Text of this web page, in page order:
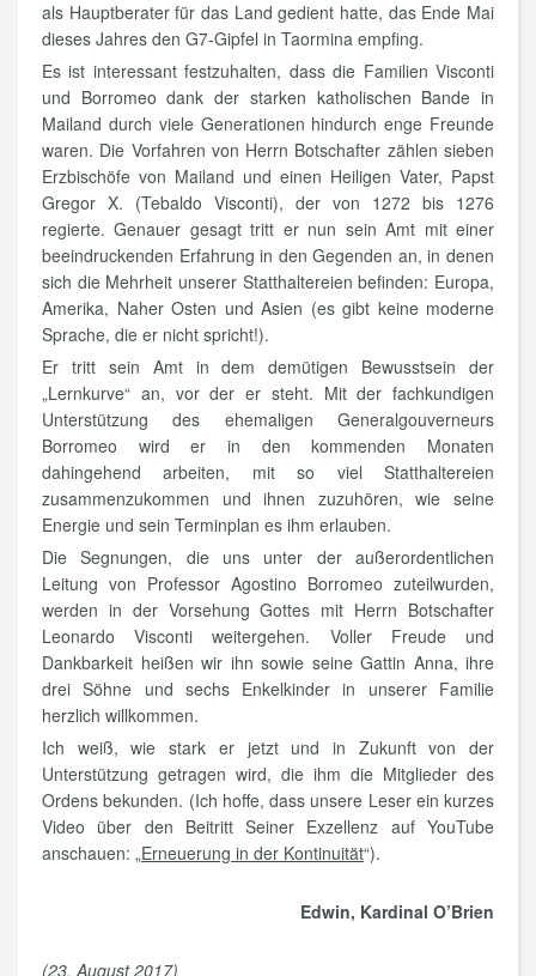
als Hauptberater für das Land gedient hatte, das Ende Mai
dieses Jahres den G7-Gipfel in Taormina empfing.
Es ist interessant festzuhalten, dass die Familien Visconti
und Borromeo dank der starken katholischen Bande in
Mailand durch viele Generationen hindurch enge Freunde
waren. Die Vorfahren von Herrn Botschafter zählen sieben
Erzbischöfe von Mailand und einen Heiligen Vater, Papst
Gregor X. (Tebaldo Visconti), der von 1272 bis 1276
regierte. Genauer gesagt tritt er nun sein Amt mit einer
beeindruckenden Erfahrung in den Gegenden an, in denen
sich die Mehrheit unserer Statthaltereien befinden: Europa,
Amerika, Naher Osten und Asien (es gibt keine moderne
Sprache, die er nicht spricht!).
Er tritt sein Amt in dem demütigen Bewusstsein der
„Lernkurve“ an, vor der er steht. Mit der fachkundigen
Unterstützung des ehemaligen Generalgouverneurs
Borromeo wird er in den kommenden Monaten
dahingehend arbeiten, mit so viel Statthaltereien
zusammenzukommen und ihnen zuzuhören, wie seine
Energie und sein Terminplan es ihm erlauben.
Die Segnungen, die uns unter der außerordentlichen
Leitung von Professor Agostino Borromeo zuteilwurden,
werden in der Vorsehung Gottes mit Herrn Botschafter
Leonardo Visconti weitergehen. Voller Freude und
Dankbarkeit heißen wir ihn sowie seine Gattin Anna, ihre
drei Söhne und sechs Enkelkinder in unserer Familie
herzlich willkommen.
Ich weiß, wie stark er jetzt und in Zukunft von der
Unterstützung getragen wird, die ihm die Mitglieder des
Ordens bekunden. (Ich hoffe, dass unsere Leser ein kurzes
Video über den Beitritt Seiner Exzellenz auf YouTube
anschauen: „Erneuerung in der Kontinuität“).
Edwin, Kardinal O’Brien
(23. August 2017)